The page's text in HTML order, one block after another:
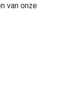
van onze